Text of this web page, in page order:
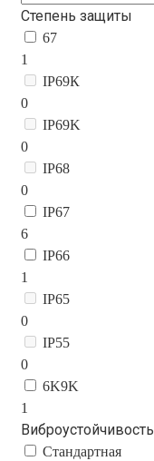
Степень защиты
67
1
IP69К
0
IP69K
0
IP68
0
IP67
6
IP66
1
IP65
0
IP55
0
6K9K
1
Виброустойчивость
Стандартная